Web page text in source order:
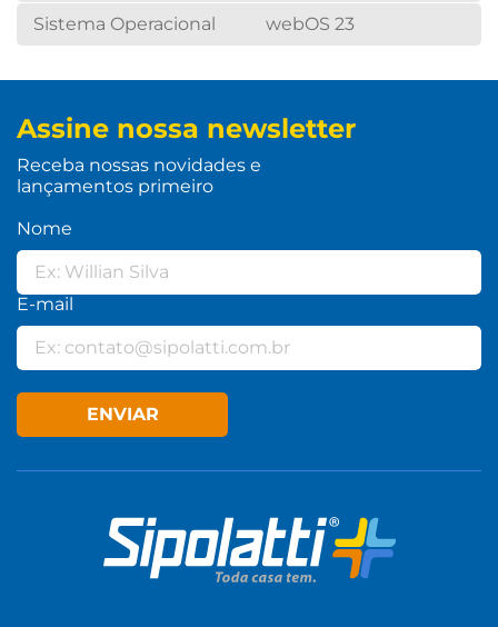
Sistema Operacional webOS 23
Assine nossa newsletter
Receba nossas novidades e
lançamentos primeiro
Nome
E-mail
ENVIAR